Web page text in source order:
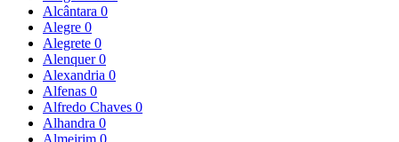
Alcântara 0
Alegre 0
Alegrete 0
Alenquer0
Alexandria 0
Alfenas 0
Alfredo Chaves 0
Alhandra 0
Almeirim 0